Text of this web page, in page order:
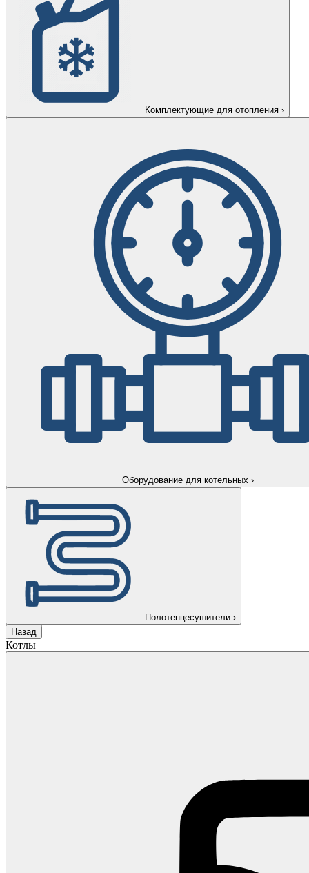
Комплектующие для отопления ›
Оборудование для котельных ›
Полотенцесушители ›
Назад
Котлы